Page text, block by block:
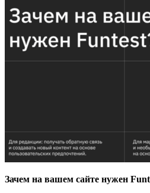
Зачем на вашем сайте нужен